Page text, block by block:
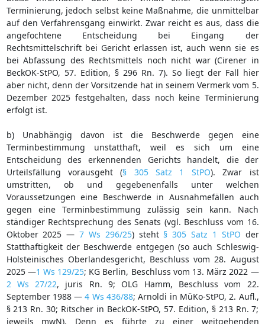
Terminierung, jedoch selbst keine Maßnahme, die unmittelbar
auf den Verfahrensgang einwirkt. Zwar reicht es aus, dass die
angefochtene Entscheidung bei Eingang der
Rechtsmittelschrift bei Gericht erlassen ist, auch wenn sie es
bei Abfassung des Rechtsmittels noch nicht war (Cirener in
BeckOK-StPO, 57. Edition, § 296 Rn. 7). So liegt der Fall hier
aber nicht, denn der Vorsitzende hat in seinem Vermerk vom 5.
Dezember 2025 festgehalten, dass noch keine Terminierung
erfolgt ist.
b) Unabhängig davon ist die Beschwerde gegen eine
Terminbestimmung unstatthaft, weil es sich um eine
Entscheidung des erkennenden Gerichts handelt, die der
Urteilsfällung vorausgeht (§ 305 Satz 1 StPO). Zwar ist
umstritten, ob und gegebenenfalls unter welchen
Voraussetzungen eine Beschwerde in Ausnahmefällen auch
gegen eine Terminbestimmung zulässig sein kann. Nach
ständiger Rechtsprechung des Senats (vgl. Beschluss vom 16.
Oktober 2025 — 7 Ws 296/25) steht § 305 Satz 1 StPO der
Statthaftigkeit der Beschwerde entgegen (so auch Schleswig-
Holsteinisches Oberlandesgericht, Beschluss vom 28. August
2025 —1 Ws 129/25; KG Berlin, Beschluss vom 13. März 2022 —
2 Ws 27/22, juris Rn. 9; OLG Hamm, Beschluss vom 22.
September 1988 —4 Ws 436/88; Arnoldi in MüKo-StPO, 2. Aufl.,
§ 213 Rn. 30; Ritscher in BeckOK-StPO, 57. Edition, § 213 Rn. 7;
jeweils mwN). Denn es führte zu einer weitgehenden